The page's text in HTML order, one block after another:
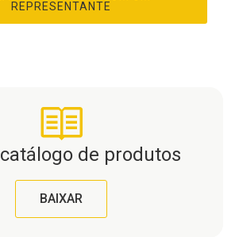
REPRESENTANTE
de produtos
BAIXAR